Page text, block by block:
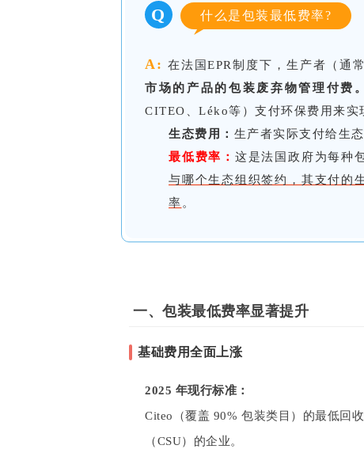
Q 什么是包装最低费率?
A: 在法国EPR制度下，生产者（通
市场的产品的包装废弃物管理付费。
CITEO、Léko等）支付环保费用来实
生态费用： 生产者实际支付给生
最低费率： 这是法国政府为每种
与哪个生态组织签约，其支付的
率 。
一、包装最低费率显著提升
基础费用全面上涨
2025 年现行标准：
Citeo（覆盖 90% 包装类目）的最低回
（CSU）的企业。